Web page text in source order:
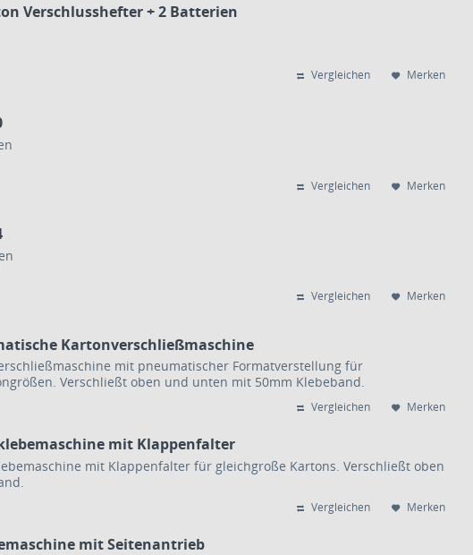
Verschlusshefter + 2 Batterien
Vergleichen Merken
Vergleichen Merken
Vergleichen Merken
Kartonverschließmaschine
mit pneumatischer Formatverstellung für
Verschließt oben und unten mit 50mm Klebeband.
Vergleichen Merken
mit Klappenfalter
mit Klappenfalter für gleichgroße Kartons. Verschließt oben
Vergleichen Merken
mit Seitenantrieb